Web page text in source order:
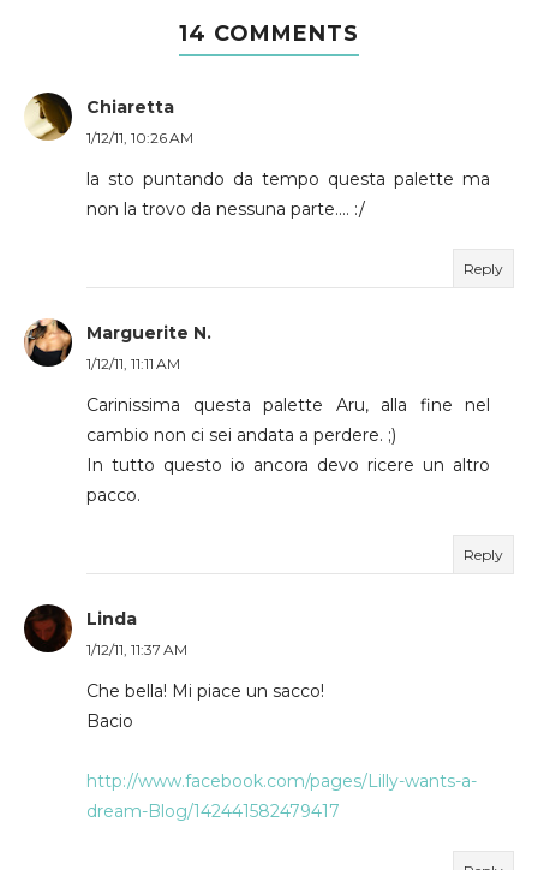
14 COMMENTS
Chiaretta
1/12/11, 10:26 AM
la sto puntando da tempo questa palette ma
non la trovo da nessuna parte.... :/
Reply
Marguerite N.
1/12/11, 11:11 AM
Carinissima questa palette Aru, alla fine nel
cambio non ci sei andata a perdere. ;)
In tutto questo io ancora devo ricere un altro
pacco.
Reply
Linda
1/12/11, 11:37 AM
Che bella! Mi piace un sacco!
Bacio
http://www.facebook.com/pages/Lilly-wants-a-
dream-Blog/142441582479417